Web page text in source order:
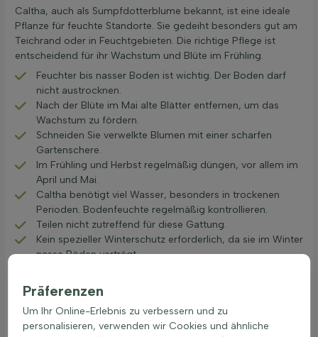
Caltha, auch als Sumpfdotterblume bekannt, ist eine ideale
Pflanze für feuchte Standorte. Sie gedeiht besonders gut am
Teichrand oder in Feuchtgebieten. Die richtige Pflege ist
entscheidend für ihr Wachstum und Blüte im Frühling.
Feuchter bis nasser Boden ist wichtig. Der Boden darf
nicht austrocknen.
Nach der Blüte im Mai alte Blätter entfernen, um das
Wachstum zu fördern.
Schneiden Sie verwelkte Blumen mit einer scharfen
Gartenschere.
Im Frühling und Herbst regelmäßig düngen, vor allem im
April und Mai.
Caltha benötigt viel Wasser, besonders in trockenen
Perioden. Bodenfeuchte regelmäßig kontrollieren.
Teilen nicht zutreffend für diese Gattung.
Kein spezieller Winterschutz erforderlich, da sie im Winter
nasse Böden verträgt.
wässern und neuen Standort anpassen.
Dieser Feuchtgebietspflanze bietet nicht nur eine einzigartige
Blüte im Frühling, sondern auch eine wichtige Nahrungsquelle
Präferenzen
Um Ihr Online-Erlebnis zu verbessern und zu
personalisieren, verwenden wir Cookies und ähnliche